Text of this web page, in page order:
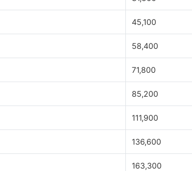
45,100
58,400
71,800
85,200
111,900
136,600
163,300